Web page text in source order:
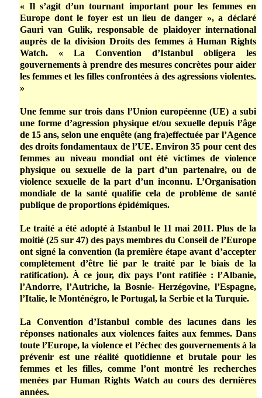
« Il s’agit d’un tournant important pour les femmes en
Europe dont le foyer est un lieu de danger », a déclaré
Gauri van Gulik, responsable de plaidoyer international
auprès de la division Droits des femmes à Human Rights
Watch. « La Convention d’Istanbul obligera les
gouvernements à prendre des mesures concrètes pour aider
les femmes et les filles confrontées à des agressions violentes.
»
Une femme sur trois dans l’Union européenne (UE) a subi
une forme d’agression physique et/ou sexuelle depuis l’âge
de 15 ans, selon une enquête (ang fra)effectuée par l’Agence
des droits fondamentaux de l’UE. Environ 35 pour cent des
femmes au niveau mondial ont été victimes de violence
physique ou sexuelle de la part d’un partenaire, ou de
violence sexuelle de la part d’un inconnu. L’Organisation
mondiale de la santé qualifie cela de problème de santé
publique de proportions épidémiques.
Le traité a été adopté à Istanbul le 11 mai 2011. Plus de la
moitié (25 sur 47) des pays membres du Conseil de l’Europe
ont signé la convention (la première étape avant d’accepter
complètement d’être lié par le traité par le biais de la
ratification). À ce jour, dix pays l’ont ratifiée : l’Albanie,
l’Andorre, l’Autriche, la Bosnie- Herzégovine, l’Espagne,
l’Italie, le Monténégro, le Portugal, la Serbie et la Turquie.
La Convention d’Istanbul comble des lacunes dans les
réponses nationales aux violences faites aux femmes. Dans
toute l’Europe, la violence et l’échec des gouvernements à la
prévenir est une réalité quotidienne et brutale pour les
femmes et les filles, comme l’ont montré les recherches
menées par Human Rights Watch au cours des dernières
années.